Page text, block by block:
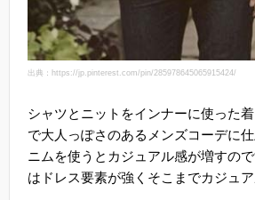
出典：https://jp.pinterest.com/pin/285978645065915424/
シャツとニットをインナーに使った
で大人っぽさのあるメンズコーデに
ニムを使うとカジュアル感が増すの
はドレス要素が強くそこまでカジュア